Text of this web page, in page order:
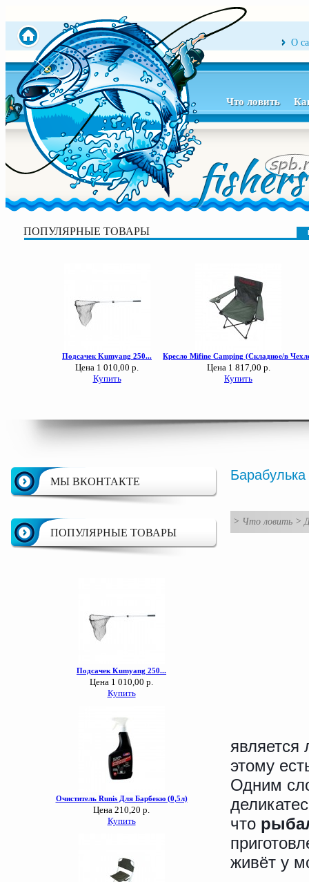
О
Что ловить
ПОПУЛЯРНЫЕ ТОВАРЫ
МЫ ВКОНТАКТЕ
ПОПУЛЯРНЫЕ ТОВАРЫ
> Что ловить >
этому
Одним
что
живёт у